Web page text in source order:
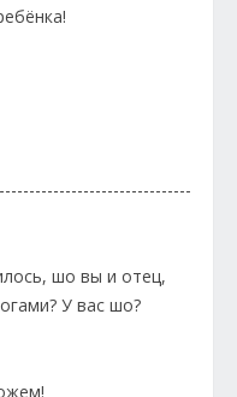
шо вы и отец,
У вас шо?